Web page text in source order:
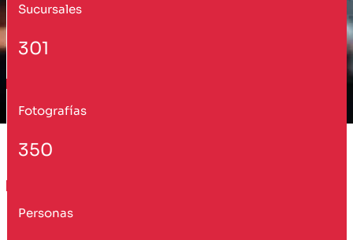
Sucursales
301
Fotografías
350
Personas